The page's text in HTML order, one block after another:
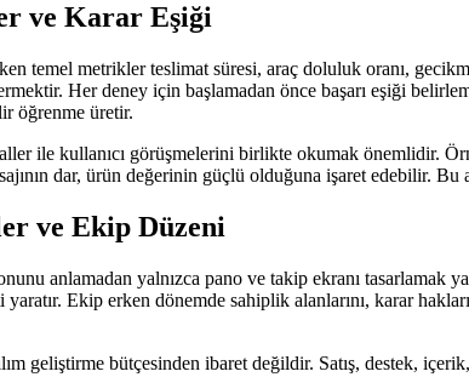
ve Karar Eşiği
temel metrikler teslimat süresi, araç doluluk oranı,
Her deney için başlamadan önce başarı eşiği
öğrenme üretir.
ile kullanıcı görüşmelerini birlikte okumak önemlidir.
dar, ürün değerinin güçlü olduğuna işaret edebilir.
ve Ekip Düzeni
anlamadan yalnızca pano ve takip ekranı tasarlamak
Ekip erken dönemde sahiplik alanlarını, karar
geliştirme bütçesinden ibaret değildir. Satış, destek,